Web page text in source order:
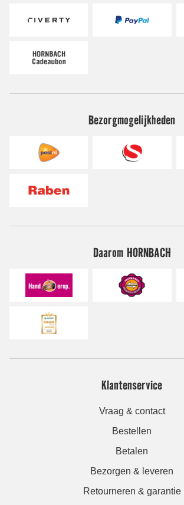
Bezorgmogelijkheden
Daarom HORNBACH
Klantenservice
Vraag & contact
Bestellen
Betalen
Bezorgen & leveren
Retourneren & garantie